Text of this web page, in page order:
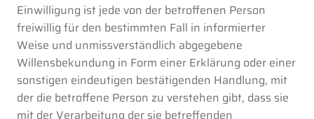
Einwilligung ist jede von der betroffenen Person
freiwillig für den bestimmten Fall in informierter
Weise und unmissverständlich abgegebene
Willensbekundung in Form einer Erklärung oder einer
sonstigen eindeutigen bestätigenden Handlung, mit
der die betroffene Person zu verstehen gibt, dass sie
mit der Verarbeitung der sie betreffenden